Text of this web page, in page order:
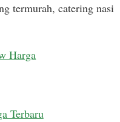
termurah, catering nasi
Harga
Terbaru